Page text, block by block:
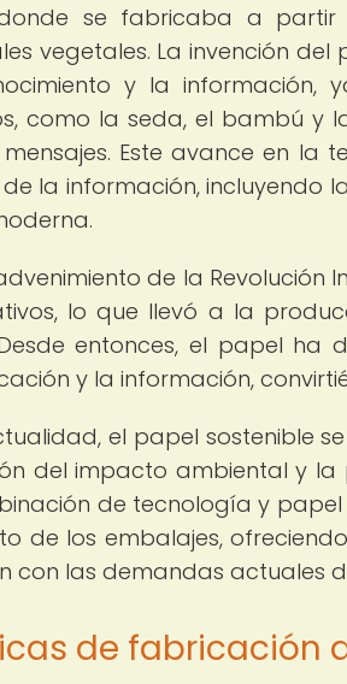
se fabricaba a
vegetales. La invención
y la información,
como la seda, el bambú y
Este avance en la
la información, incluyendo
de la Revolución
lo que llevó a la
entonces, el papel ha
y la información,
el papel sostenible
del impacto ambiental y
de tecnología y
de los embalajes,
con las demandas actuales
de fabricación